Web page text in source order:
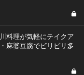
料理が気軽にテイクア
麻婆豆腐でビリビリ多